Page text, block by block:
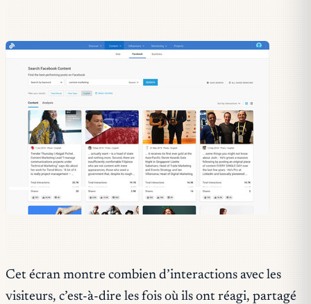
Cet écran montre combien d’interactions avec les
visiteurs, c’est-à-dire les fois où ils ont réagi, partagé